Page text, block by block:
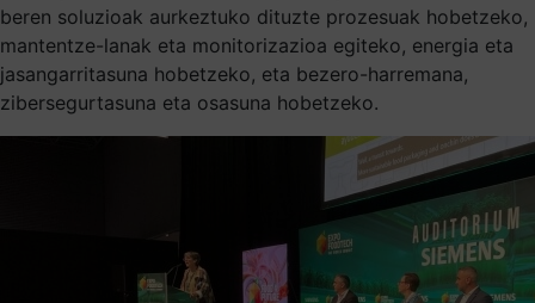
beren soluzioak aurkeztuko dituzte prozesuak hobetzeko,
mantentze-lanak eta monitorizazioa egiteko, energia eta
jasangarritasuna hobetzeko, eta bezero-harremana,
zibersegurtasuna eta osasuna hobetzeko.